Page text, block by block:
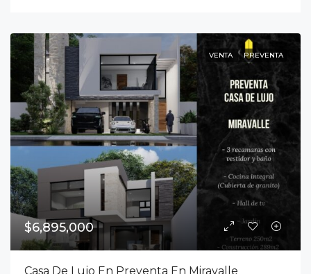
VENTA PREVENTA
$6,895,000
Casa De Lujo En Preventa En Miravalle